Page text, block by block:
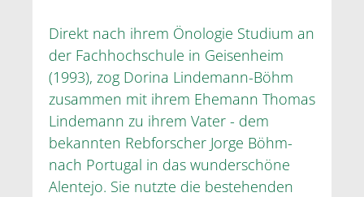
Direkt nach ihrem Önologie Studium an
der Fachhochschule in Geisenheim
(1993), zog Dorina Lindemann-Böhm
zusammen mit ihrem Ehemann Thomas
Lindemann zu ihrem Vater - dem
bekannten Rebforscher Jorge Böhm-
nach Portugal in das wunderschöne
Alentejo. Sie nutzte die bestehenden